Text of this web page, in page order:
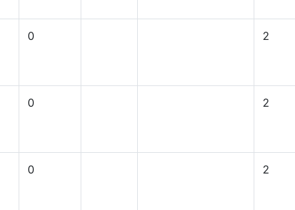
0 2
0 2
0 2